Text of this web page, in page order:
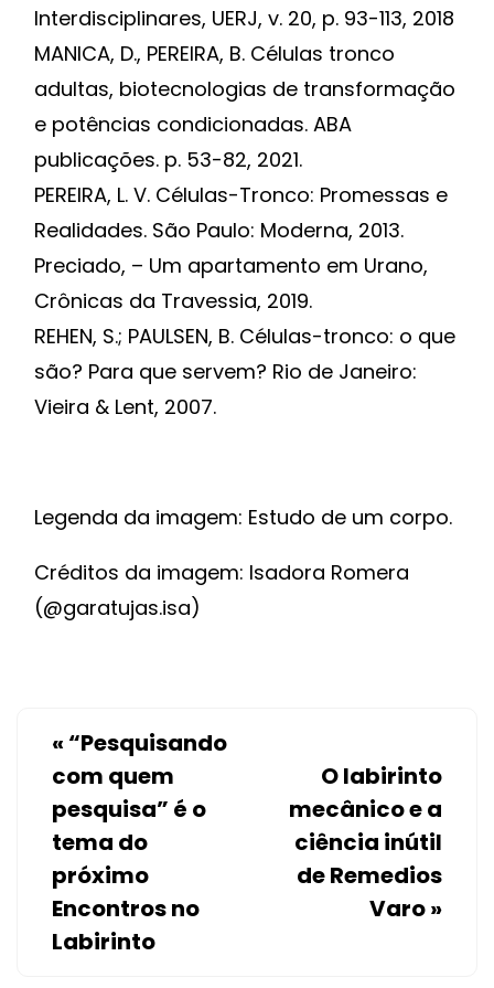
Interdisciplinares, UERJ, v. 20, p. 93-113, 2018
MANICA, D., PEREIRA, B. Células tronco
adultas, biotecnologias de transformação
e potências condicionadas. ABA
publicações. p. 53-82, 2021.
PEREIRA, L. V. Células-Tronco: Promessas e
Realidades. São Paulo: Moderna, 2013.
Preciado, – Um apartamento em Urano,
Crônicas da Travessia, 2019.
REHEN, S.; PAULSEN, B. Células-tronco: o que
são? Para que servem? Rio de Janeiro:
Vieira & Lent, 2007.
Legenda da imagem: Estudo de um corpo.
Créditos da imagem: Isadora Romera
(@garatujas.isa)
« “Pesquisando
com quem
pesquisa” é o
tema do
próximo
Encontros no
Labirinto
O labirinto
mecânico e a
ciência inútil
de Remedios
Varo»